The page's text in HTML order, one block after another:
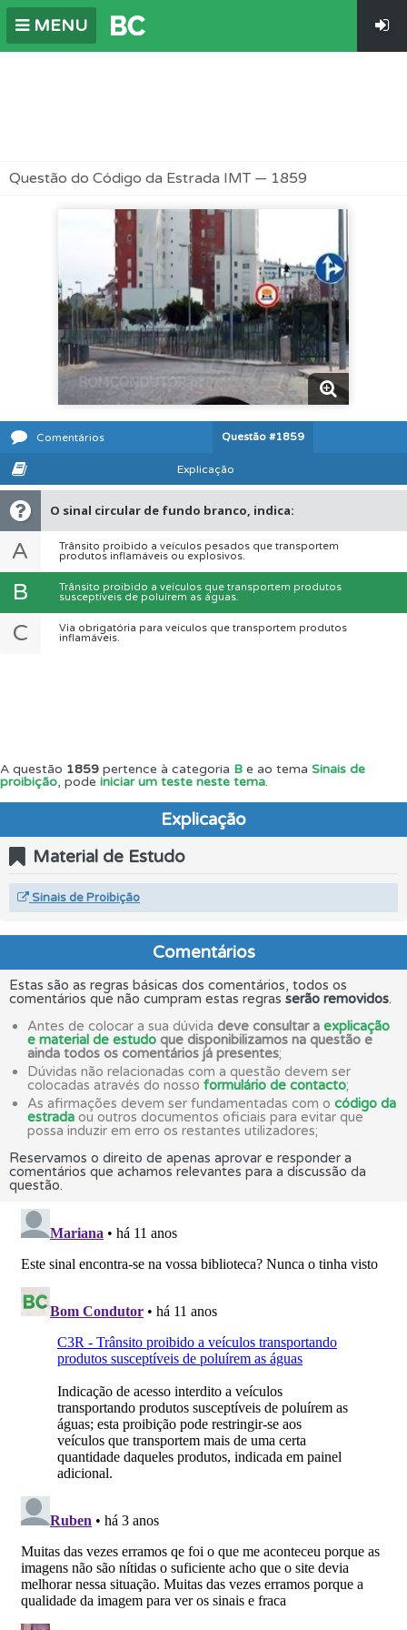
MENU
Questão do Código da Estrada IMT — 1859
Comentários Questão #1859
Explicação
O sinal circular de fundo branco, indica:
A
Trânsito proibido a veículos pesados que transportem
produtos inflamáveis ou explosivos.
B
Trânsito proibido a veículos que transportem produtos
susceptíveis de poluírem as águas.
C
Via obrigatória para veículos que transportem produtos
inflamáveis.
A questão 1859 pertence à categoria B e ao tema Sinais de
proibição, pode iniciar um teste neste tema.
Explicação
Material de Estudo
Sinais de Proibição
Comentários
Estas são as regras básicas dos comentários, todos os
comentários que não cumpram estas regras serão removidos.
Antes de colocar a sua dúvida deve consultar a explicação
e material de estudo que disponibilizamos na questão e
ainda todos os comentários já presentes;
Dúvidas não relacionadas com a questão devem ser
colocadas através do nosso formulário de contacto;
As afirmações devem ser fundamentadas com o código da
estrada ou outros documentos oficiais para evitar que
possa induzir em erro os restantes utilizadores;
Reservamos o direito de apenas aprovar e responder a
comentários que achamos relevantes para a discussão da
questão.